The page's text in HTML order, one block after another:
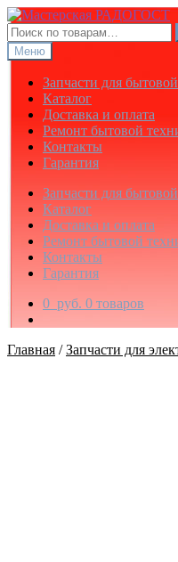
Перейти
к
навигации
Перейти
к
содержимому
Искать:
Меню
Запчасти для
Каталог
Доставка и оплата
Ремонт бытовой
Контакты
Гарантия
Запчасти для
Каталог
Доставка и оплата
Ремонт бытовой
Контакты
Гарантия
0 руб. 0 товаров
Главная /Запчасти для